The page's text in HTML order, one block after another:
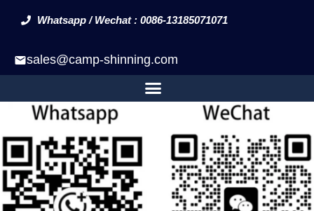
Whatsapp / Wechat : 0086-13185071071
sales@camp-shinning.com